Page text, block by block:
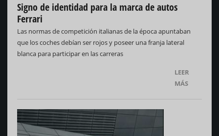
Signo de identidad para la marca de autos
Ferrari
Las normas de competición italianas de la época apuntaban
que los coches debían ser rojos y poseer una franja lateral
blanca para participar en las carreras
LEER
MÁS